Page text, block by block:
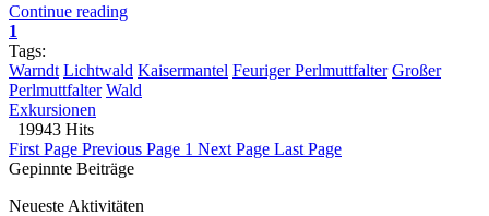
Continue reading
1
Tags:
Warndt Lichtwald Kaisermantel Feuriger Perlmuttfalter Großer
Perlmuttfalter Wald
Exkursionen
19943 Hits
First Page Previous Page 1 Next Page Last Page
Gepinnte Beiträge
Neueste Aktivitäten